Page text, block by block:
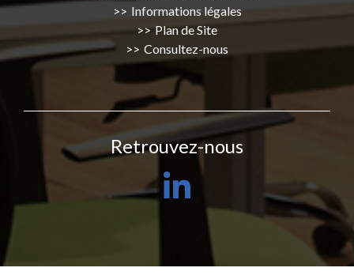
Informations légales
Plan de Site
Consultez-nous
Retrouvez-nous